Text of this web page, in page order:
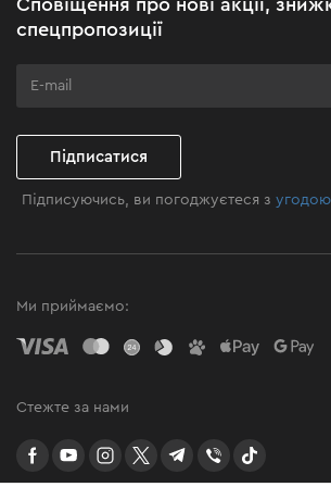
Клуб майстерності
Сповіщення про нові акції,
спецпропозиції
Підписатися
Підписуючись, ви погоджуєтеся зугодою
Ми приймаємо:
Стежте за нами
facebookyoutubeinstagramtwittertelegram
Viber TikTok